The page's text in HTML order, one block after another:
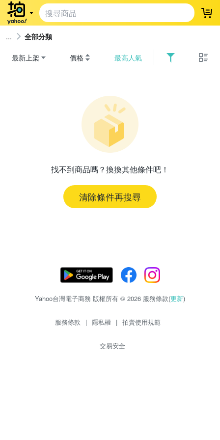
登
全部分類
最新上架 價格 最高人氣
找不到商品嗎？換換其他條件吧！
清除條件再搜尋
Yahoo台灣電子商務 版權所有 © 2026 服務條款(更新)
服務條款 | 隱私權 | 拍賣使用規範
交易安全